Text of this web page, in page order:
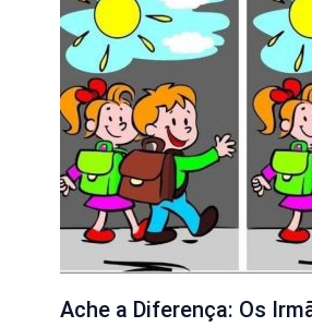
Ache a Diferença: Os